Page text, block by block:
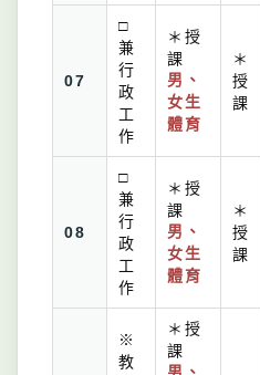
07
□
兼
行
政
工
作
＊授
課
男、
女生
體育
＊
授
課
08
□
兼
行
政
工
作
＊授
課
男、
女生
體育
＊
授
課
※
教
＊授
課